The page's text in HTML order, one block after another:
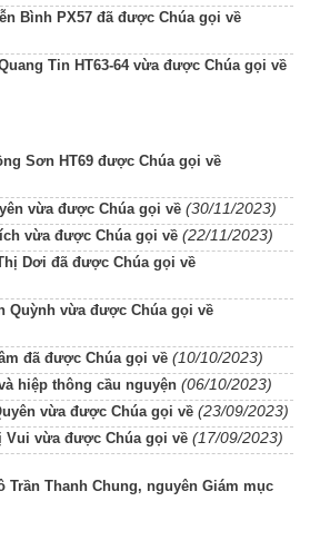
Bình PX57 đã được Chúa gọi về
Tin HT63-64 vừa được Chúa gọi về
Sơn HT69 được Chúa gọi về
vừa được Chúa gọi về (30/11/2023)
vừa được Chúa gọi về (22/11/2023)
Dơi đã được Chúa gọi về
Quỳnh vừa được Chúa gọi về
đã được Chúa gọi về (10/10/2023)
hiệp thông cầu nguyện (06/10/2023)
vừa được Chúa gọi về (23/09/2023)
Vui vừa được Chúa gọi về (17/09/2023)
Trần Thanh Chung, nguyên Giám mục